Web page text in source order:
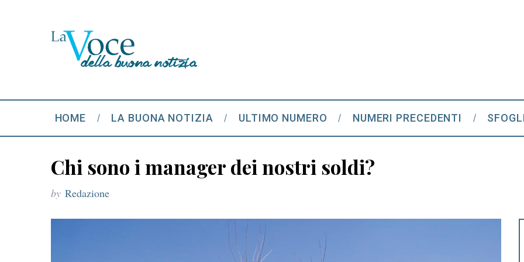
HOME LA BUONA NOTIZIA ULTIMO NUMERO NUMERI PRECEDENTI
Chi sono i manager dei nostri soldi?
by Redazione